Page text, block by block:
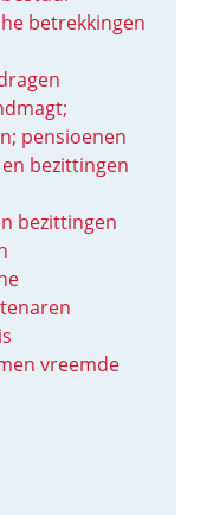
betrekkingen
pensioenen
bezittingen
bezittingen
vreemde